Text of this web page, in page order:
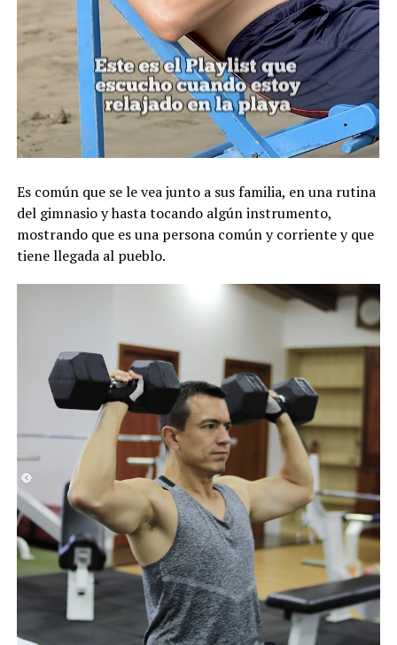
Es común que se le vea junto a sus familia, en una rutina
del gimnasio y hasta tocando algún instrumento,
mostrando que es una persona común y corriente y que
tiene llegada al pueblo.